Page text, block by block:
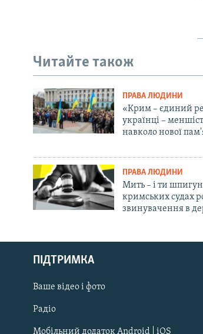
Русский
Qırımtatar
ДОЛУЧАЙСЯ!
Читайте також
ПРАВА ЛЮДИНИ
«Крим – єдиний
українці –
навколо нової
ПРАВА ЛЮДИНИ
Мить – і ти
кримських судах
звинувачення в
ПІДТРИМКА
Ваше відео і фото
Радіо
Мобільний додаток Android | iOS